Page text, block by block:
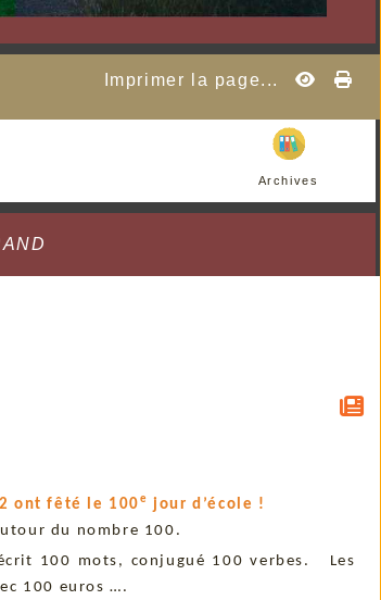
Imprimer la page...
Archives
ont fêté le 100e jour d’école !
du nombre 100.
100 mots, conjugué 100 verbes. Les
100 euros ….